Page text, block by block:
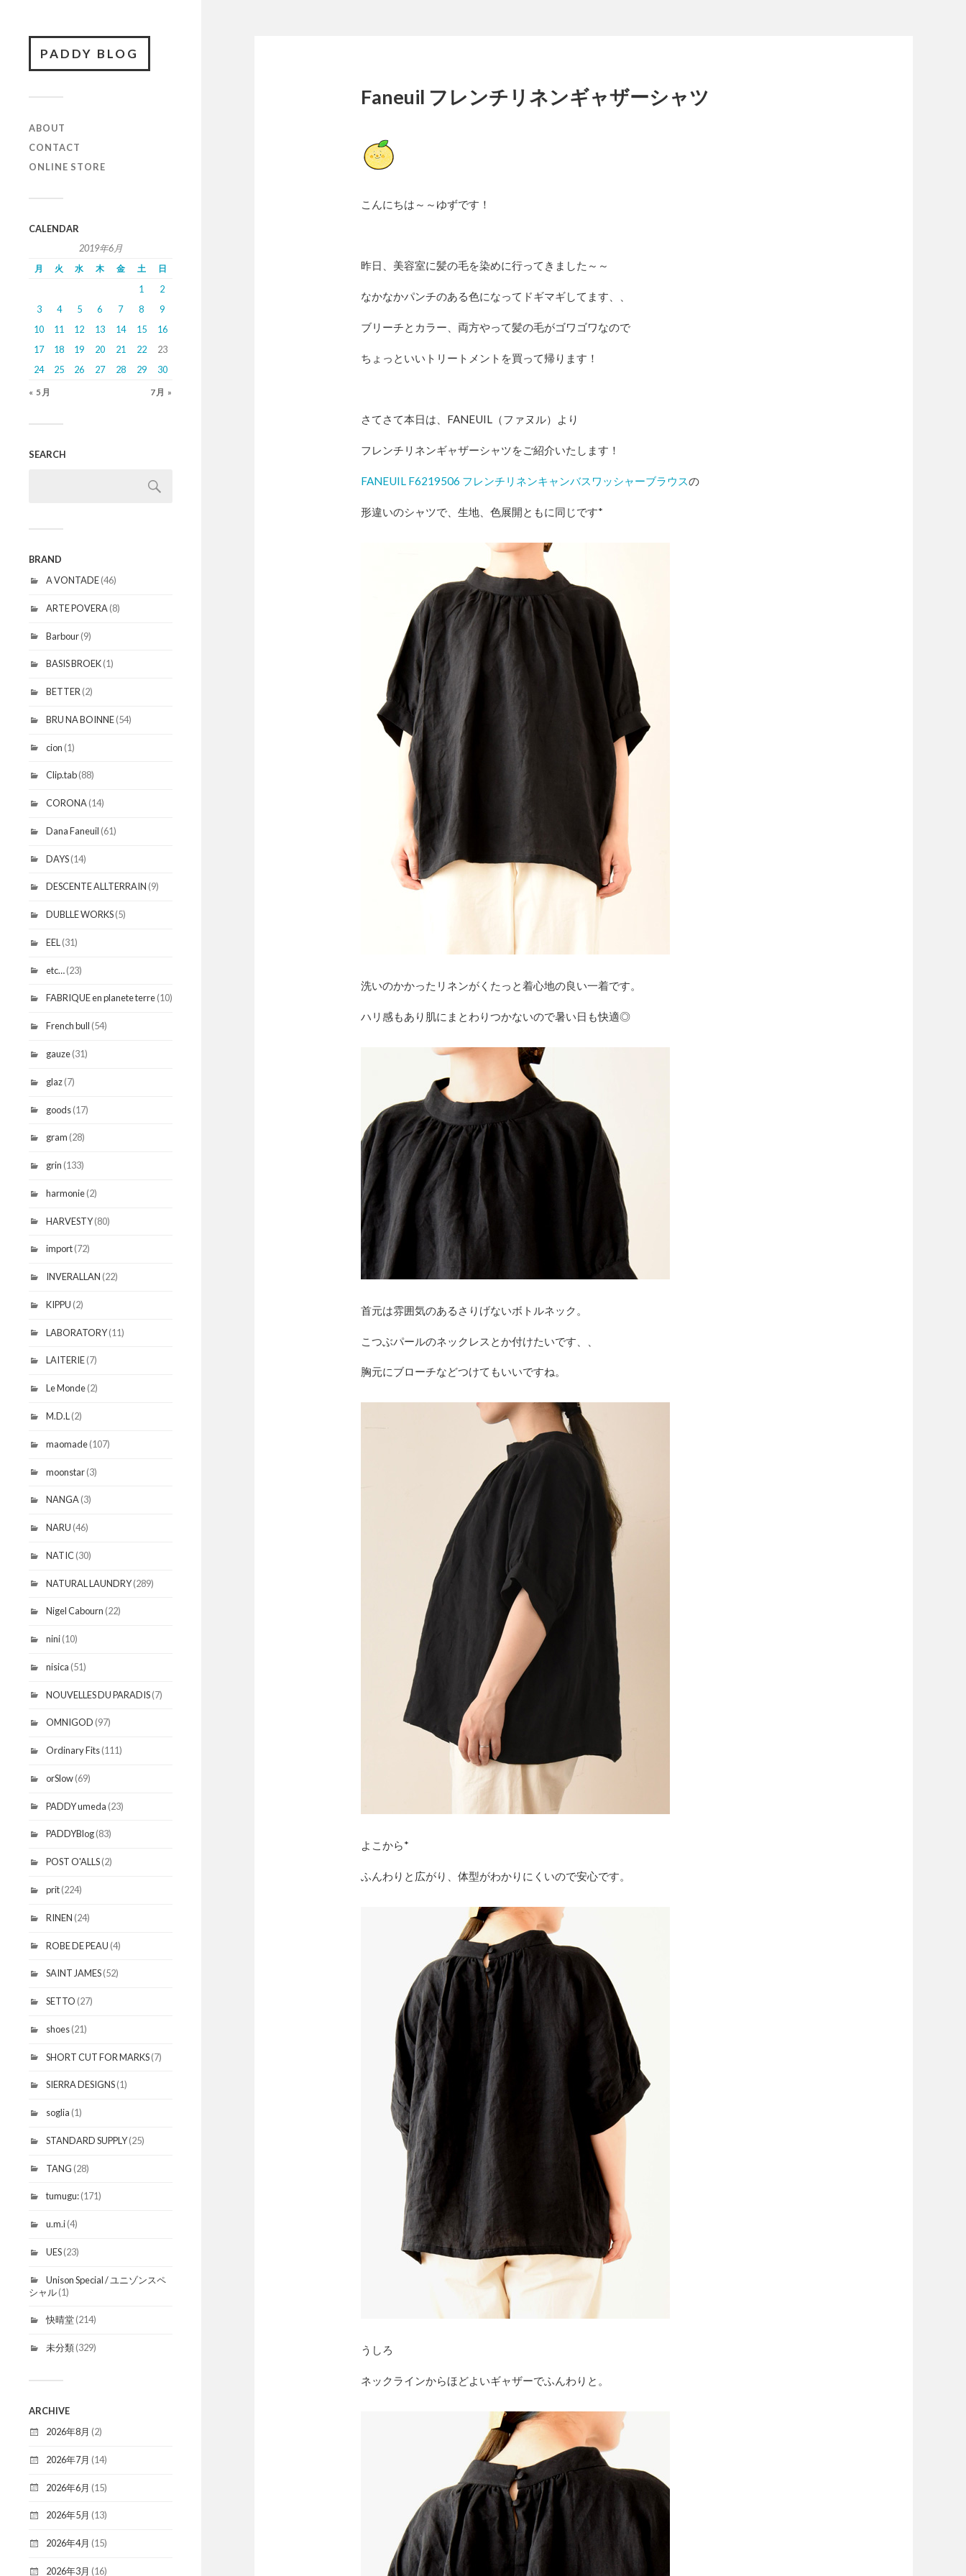
PADDY BLOG
ABOUT
CONTACT
ONLINE STORE
CALENDAR
2019年6月
月 火 水 木 金 土 日
1
2
3
4 5 6 7 8
9
10
11 12 13 14 15
16
17
18 19 20 21 22
23
24
25 26 27 28 29 30
« 5月 7月 »
SEARCH
BRAND
A VONTADE(46)
ARTE POVERA (8)
Barbour(9)
BASIS BROEK(1)
BETTER (2)
BRU NA BOINNE(54)
cion (1)
Clip.tab(88)
CORONA (14)
Dana Faneuil (61)
DAYS(14)
DESCENTE ALLTERRAIN (9)
DUBLLE WORKS(5)
EEL (31)
etc…(23)
FABRIQUE en planete terre(10)
French bull (54)
gauze(31)
glaz(7)
goods(17)
gram (28)
grin (133)
harmonie(2)
HARVESTY(80)
import(72)
INVERALLAN (22)
KIPPU (2)
LABORATORY(11)
LAITERIE(7)
Le Monde(2)
M.D.L (2)
maomade(107)
moonstar(3)
NANGA(3)
NARU (46)
NATIC(30)
NATURAL LAUNDRY(289)
Nigel Cabourn (22)
nini(10)
nisica (51)
NOUVELLES DU PARADIS(7)
OMNIGOD (97)
Ordinary Fits(111)
orSlow(69)
PADDY umeda (23)
PADDYBlog(83)
POST O'ALLS(2)
prit(224)
RINEN (24)
ROBE DE PEAU (4)
SAINT JAMES(52)
SETTO (27)
shoes(21)
SHORT CUT FOR MARKS(7)
SIERRA DESIGNS(1)
soglia (1)
STANDARD SUPPLY(25)
TANG (28)
tumugu:(171)
u.m.i(4)
UES(23)
Unison Special / ユニゾンスペ
シャル(1)
快晴堂(214)
未分類(329)
ARCHIVE
2026年8月 (2)
2026年7月 (14)
2026年6月 (15)
2026年5月 (13)
2026年4月 (15)
2026年3月 (16)
Faneuil フレンチリネンギャザーシャツ
こんにちは～～ゆずです！
昨日、美容室に髪の毛を染めに行ってきました～～
なかなかパンチのある色になってドギマギしてます、、
ブリーチとカラー、両方やって髪の毛がゴワゴワなので
ちょっといいトリートメントを買って帰ります！
さてさて本日は、FANEUIL（ファヌル）より
フレンチリネンギャザーシャツをご紹介いたします！
FANEUIL F6219506 フレンチリネンキャンバスワッシャーブラウスの
形違いのシャツで、生地、色展開ともに同じです*
洗いのかかったリネンがくたっと着心地の良い一着です。
ハリ感もあり肌にまとわりつかないので暑い日も快適◎
首元は雰囲気のあるさりげないボトルネック。
こつぶパールのネックレスとか付けたいです、、
胸元にブローチなどつけてもいいですね。
よこから*
ふんわりと広がり、体型がわかりにくいので安心です。
うしろ
ネックラインからほどよいギャザーでふんわりと。